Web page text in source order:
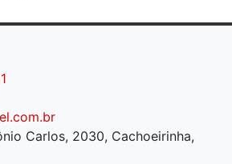
Carlos, 2030, Cachoeirinha,